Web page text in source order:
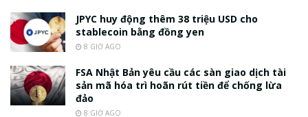
JPYC huy động thêm 38 triệu USD cho
stablecoin bằng đồng yen
8 GIỜ AGO
FSA Nhật Bản yêu cầu các sàn giao dịch tài
sản mã hóa trì hoãn rút tiền để chống lừa
đảo
8 GIỜ AGO